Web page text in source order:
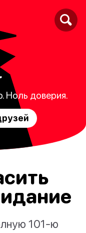
Ноль доверия.
101-ю